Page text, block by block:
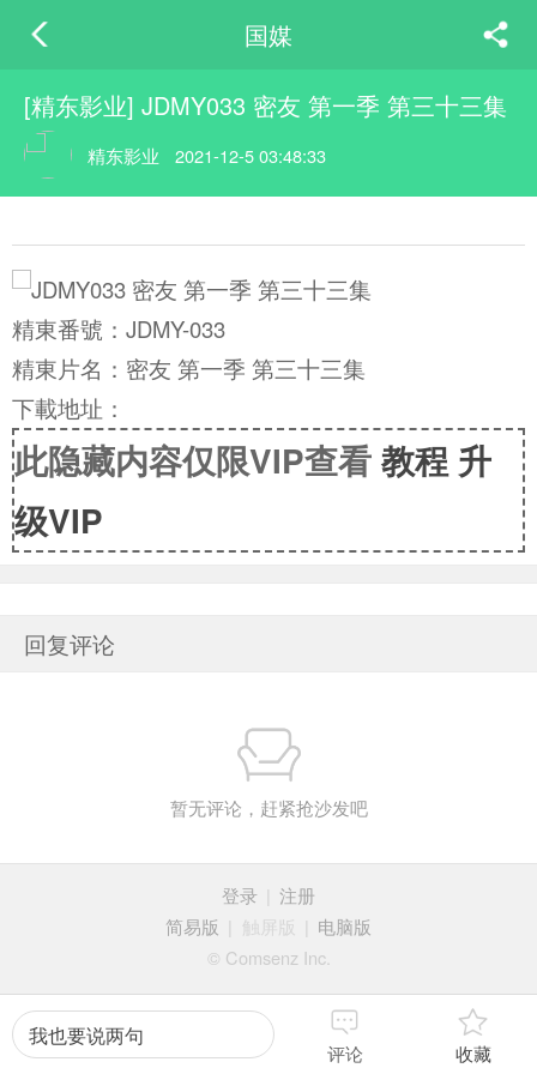
国媒
[精东影业] JDMY033 密友 第一季 第三十三集
精东影业 2021-12-5 03:48:33
精東番號：JDMY-033
精東片名：密友 第一季 第三十三集
下載地址：
此隐藏内容仅限VIP查看 教程 升
级VIP
回复评论
暂无评论，赶紧抢沙发吧
我也要说两句
评论 收藏
登录
注册
简易版
触屏版
电脑版
© Comsenz Inc.